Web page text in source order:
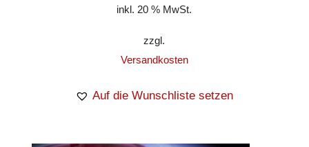
inkl. 20 % MwSt.
zzgl.
Versandkosten
Auf die Wunschliste setzen